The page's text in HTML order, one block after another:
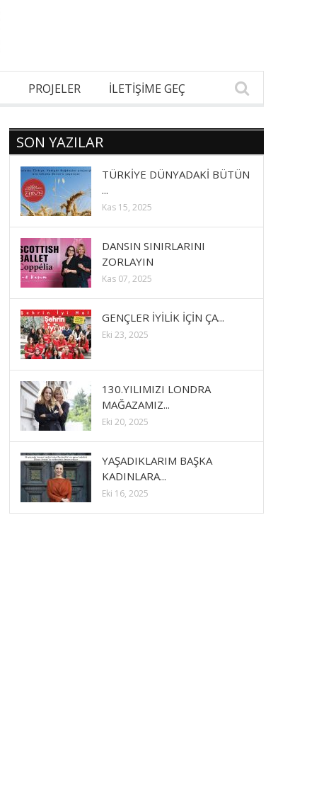
PROJELER İLETİŞİME GEÇ
SON YAZILAR
TÜRKİYE DÜNYADAKİ BÜTÜN
...
Kas 15, 2025
DANSIN SINIRLARINI
ZORLAYIN
Kas 07, 2025
GENÇLER İYİLİK İÇİN ÇA...
Eki 23, 2025
130.YILIMIZI LONDRA
MAĞAZAMIZ...
Eki 20, 2025
YAŞADIKLARIM BAŞKA
KADINLARA...
Eki 16, 2025